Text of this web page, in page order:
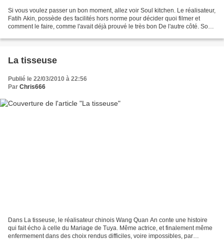
Si vous voulez passer un bon moment, allez voir Soul kitchen. Le réalisateur,
Fatih Akin, possède des facilités hors norme pour décider quoi filmer et
comment le faire, comme l'avait déjà prouvé le très bon De l'autre côté. Son
La tisseuse
Publié le 22/03/2010 à 22:56
Par Chris666
Dans La tisseuse, le réalisateur chinois Wang Quan An conte une histoire
qui fait écho à celle du Mariage de Tuya. Même actrice, et finalement même
enfermement dans des choix rendus difficiles, voire impossibles, par